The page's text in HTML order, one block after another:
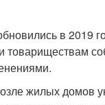
в 2019
жилых домов